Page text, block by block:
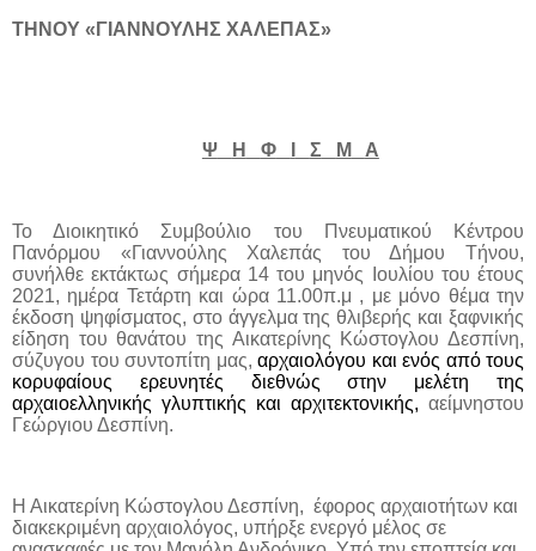
ΤΗΝΟΥ «ΓΙΑΝΝΟΥΛΗΣ ΧΑΛΕΠΑΣ»
Ψ Η Φ Σ Μ Α
Το Διοικητικό Συμβούλιο του Πνευματικού Κέντρου
Πανόρμου «Γιαννούλης Χαλεπάς του Δήμου Τήνου,
συνήλθε εκτάκτως σήμερα 14 του μηνός Ιουλίου του έτους
2021, ημέρα Τετάρτη και ώρα 11.00π.μ , με μόνο θέμα την
έκδοση ψηφίσματος, στο άγγελμα της θλιβερής και ξαφνικής
είδηση του θανάτου της Αικατερίνης Κώστογλου Δεσπίνη,
σύζυγου του συντοπίτη μας, αρχαιολόγου και ενός από τους
κορυφαίους ερευνητές διεθνώς στην μελέτη της
αρχαιοελληνικής γλυπτικής και αρχιτεκτονικής, αείμνηστου
Γεώργιου Δεσπίνη.
Η Αικατερίνη Κώστογλου Δεσπίνη, έφορος αρχαιοτήτων και
διακεκριμένη αρχαιολόγος, υπήρξε ενεργό μέλος σε